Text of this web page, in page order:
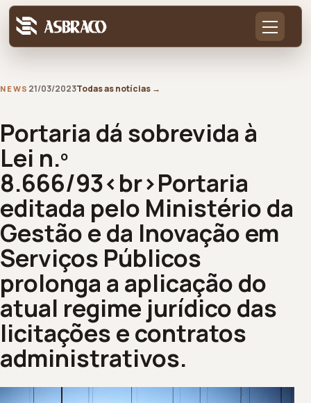
NEWS 21/03/2023Todas as notícias →
Portaria dá sobrevida à
Lei n.º
8.666/93<br>Portaria
editada pelo Ministério da
Gestão e da Inovação em
Serviços Públicos
prolonga a aplicação do
atual regime jurídico das
licitações e contratos
administrativos.